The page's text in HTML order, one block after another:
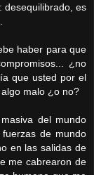
desequilibrado, es
haber para que
¿no
que usted por el
malo ¿o no?
del mundo
de mundo
en las salidas de
me cabrearon de